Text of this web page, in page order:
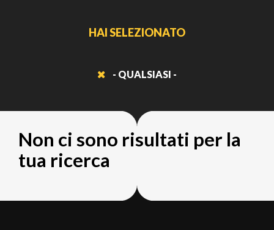
HAI SELEZIONATO
- QUALSIASI -
Non ci sono risultati per la
tua ricerca